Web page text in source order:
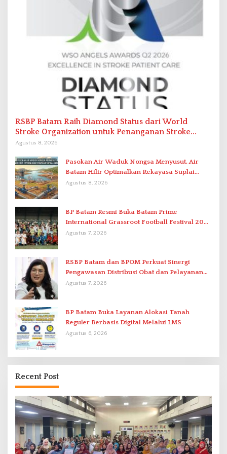
RSBP Batam Raih Diamond Status dari World
Stroke Organization untuk Penanganan Stroke
Berstandar Internasional
Agustus 8, 2026
Pasokan Air Waduk Nongsa Menyusut, Air
Batam Hilir Optimalkan Rekayasa Suplai
Antar-IPAM
Agustus 8, 2026
BP Batam Resmi Buka Batam Prime
International Grassroot Football Festival 2026
di Stadion Temenggung Abdul Jamal
Agustus 7, 2026
RSBP Batam dan BPOM Perkuat Sinergi
Pengawasan Distribusi Obat dan Pelayanan
Kefarmasian
Agustus 7, 2026
BP Batam Buka Layanan Alokasi Tanah
Reguler Berbasis Digital Melalui LMS
Agustus 6, 2026
Recent Post